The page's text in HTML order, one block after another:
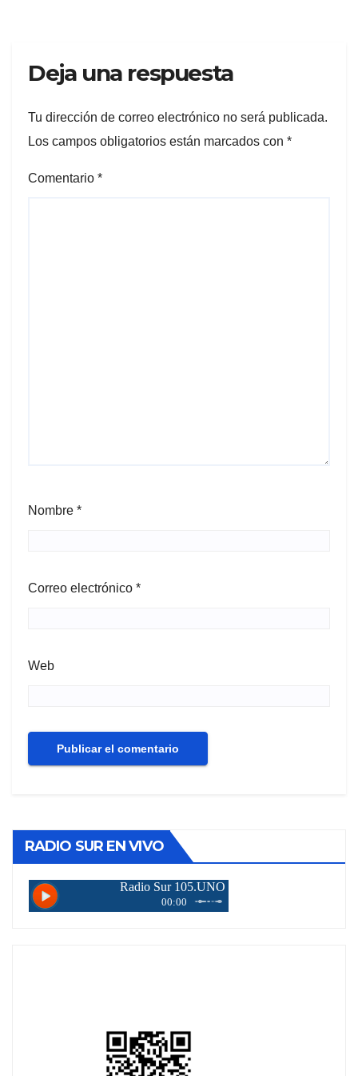
Deja una respuesta
Tu dirección de correo electrónico no será publicada.
Los campos obligatorios están marcados con *
Comentario *
Nombre *
Correo electrónico *
Web
RADIO SUR EN VIVO